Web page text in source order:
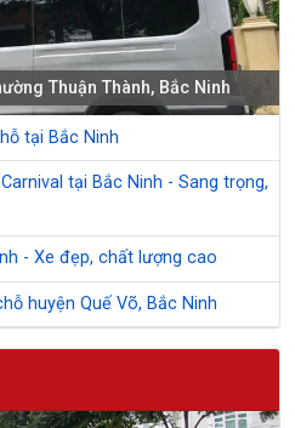
Thuận Thành, Bắc Ninh
tại Bắc Ninh
tại Bắc Ninh - Sang trọng,
- Xe đẹp, chất lượng cao
huyện Quế Võ, Bắc Ninh